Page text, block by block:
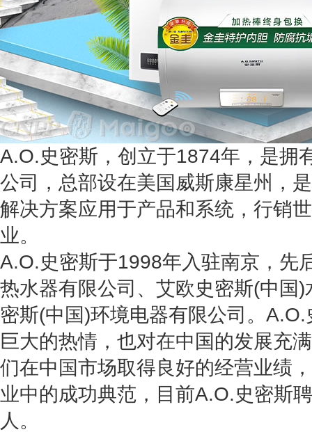
A.O.史密斯，创立于1874年，是拥
公司，总部设在美国威斯康星州，
解决方案应用于产品和系统，行销
业。
A.O.史密斯于1998年入驻南京，先
热水器有限公司、艾欧史密斯(中国
密斯(中国)环境电器有限公司。
巨大的热情，也对在中国的发展充
们在中国市场取得良好的经营业绩
业中的成功典范，目前A.O.史密斯
人。